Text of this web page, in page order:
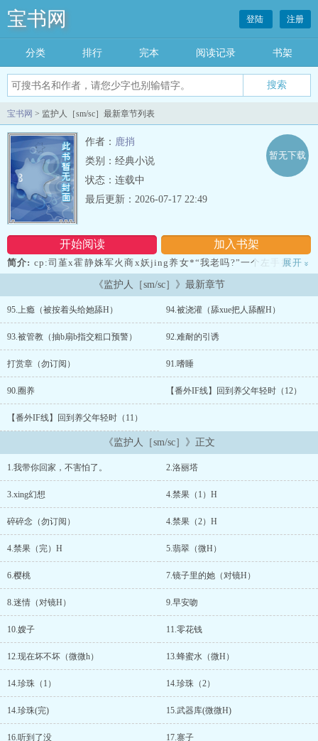
宝书网 登陆 注册
分类 排行 完本 阅读记录 书架
宝书网 > 监护人［sm/sc］最新章节列表
作者： 鹿捎
类别：经典小说
状态：连载中
开始阅读 加入书架
暂无下载
最后更新：2026-07-17 22:49
简介: cp:司堇x霍静姝军火商x妖jing养女*“我老吗?”一个左手换右手
的故事。排雷:sc，sm（后期床上可能会有耳光情节），打pi股，年
上，1v1，he，男主是军火商/开赌场，不fd不买卖人口...
展开 »
《监护人［sm/sc］》最新章节
95.上瘾（被按着头给她舔H） 94.被浇灌（舔xue把人舔醒H）
93.被管教（抽b扇b指交粗口预警） 92.难耐的引诱
打赏章（勿订阅） 91.嗜睡
90.圈养 【番外IF线】回到养父年轻时（12）
【番外IF线】回到养父年轻时（11）
《监护人［sm/sc］》正文
1.我带你回家，不害怕了。 2.洛丽塔
3.xing幻想 4.禁果（1）H
碎碎念（勿订阅） 4.禁果（2）H
4.禁果（完）H 5.翡翠（微H）
6.樱桃 7.镜子里的她（对镜H）
8.迷情（对镜H） 9.早安吻
10.嫂子 11.零花钱
12.现在坏不坏（微微h） 13.蜂蜜水（微H）
14.珍珠（1） 14.珍珠（2）
14.珍珠(完) 15.武器库(微微H)
16.听到了没 17.寨子